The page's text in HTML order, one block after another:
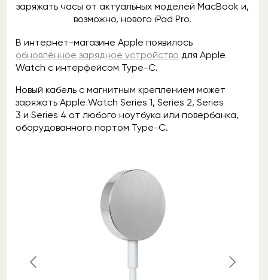
заряжать часы от актуальных моделей MacBook и,
возможно, нового iPad Pro.
В интернет-магазине Apple появилось
обновлённое зарядное устройство для Apple
Watch с интерфейсом Type-C.
Новый кабель с магнитным креплением может
заряжать Apple Watch Series 1, Series 2, Series
3 и Series 4 от любого ноутбука или повербанка,
оборудованного портом Type-C.